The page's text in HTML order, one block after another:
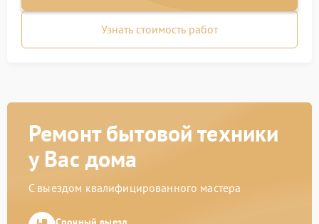
Узнать стоимость работ
Ремонт бытовой техники
у Вас дома
С выездом квалифицированного мастера